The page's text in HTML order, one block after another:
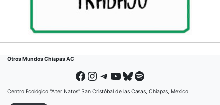
Otros Mundos Chiapas AC
Facebook Instagram Telegram YouTube Bluesky Spotify
Centro Ecológico "Alter Natos" San Cristóbal de las Casas, Chiapas, Mexico.